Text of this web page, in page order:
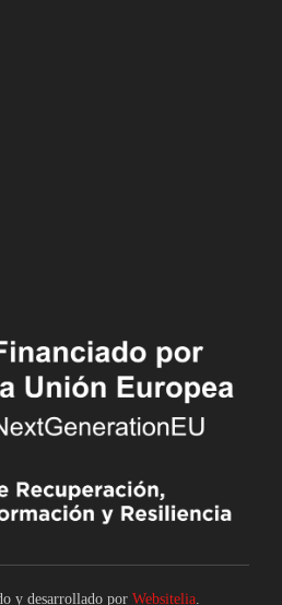
y desarrollado por Websitelia